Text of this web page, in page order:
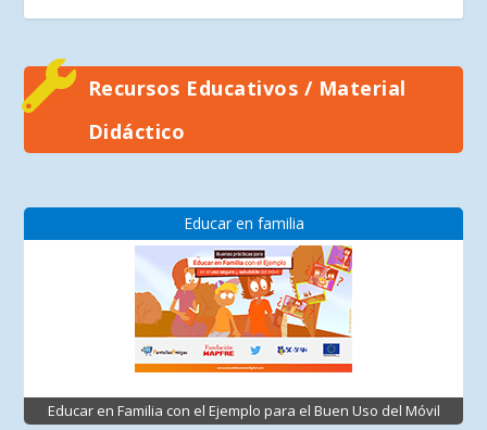
Recursos Educativos / Material
Didáctico
Educar en familia
Educar en Familia con el Ejemplo para el Buen Uso del Móvil